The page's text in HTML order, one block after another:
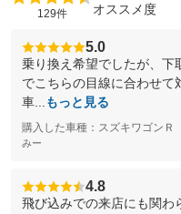
129件 オススメ度
5.0
乗り換え希望でしたが、下
でこちらの目線に合わせて
車...
もっと見る
購入した車種：スズキワゴンＲ
みー
4.8
飛び込みでの来店にも関わ